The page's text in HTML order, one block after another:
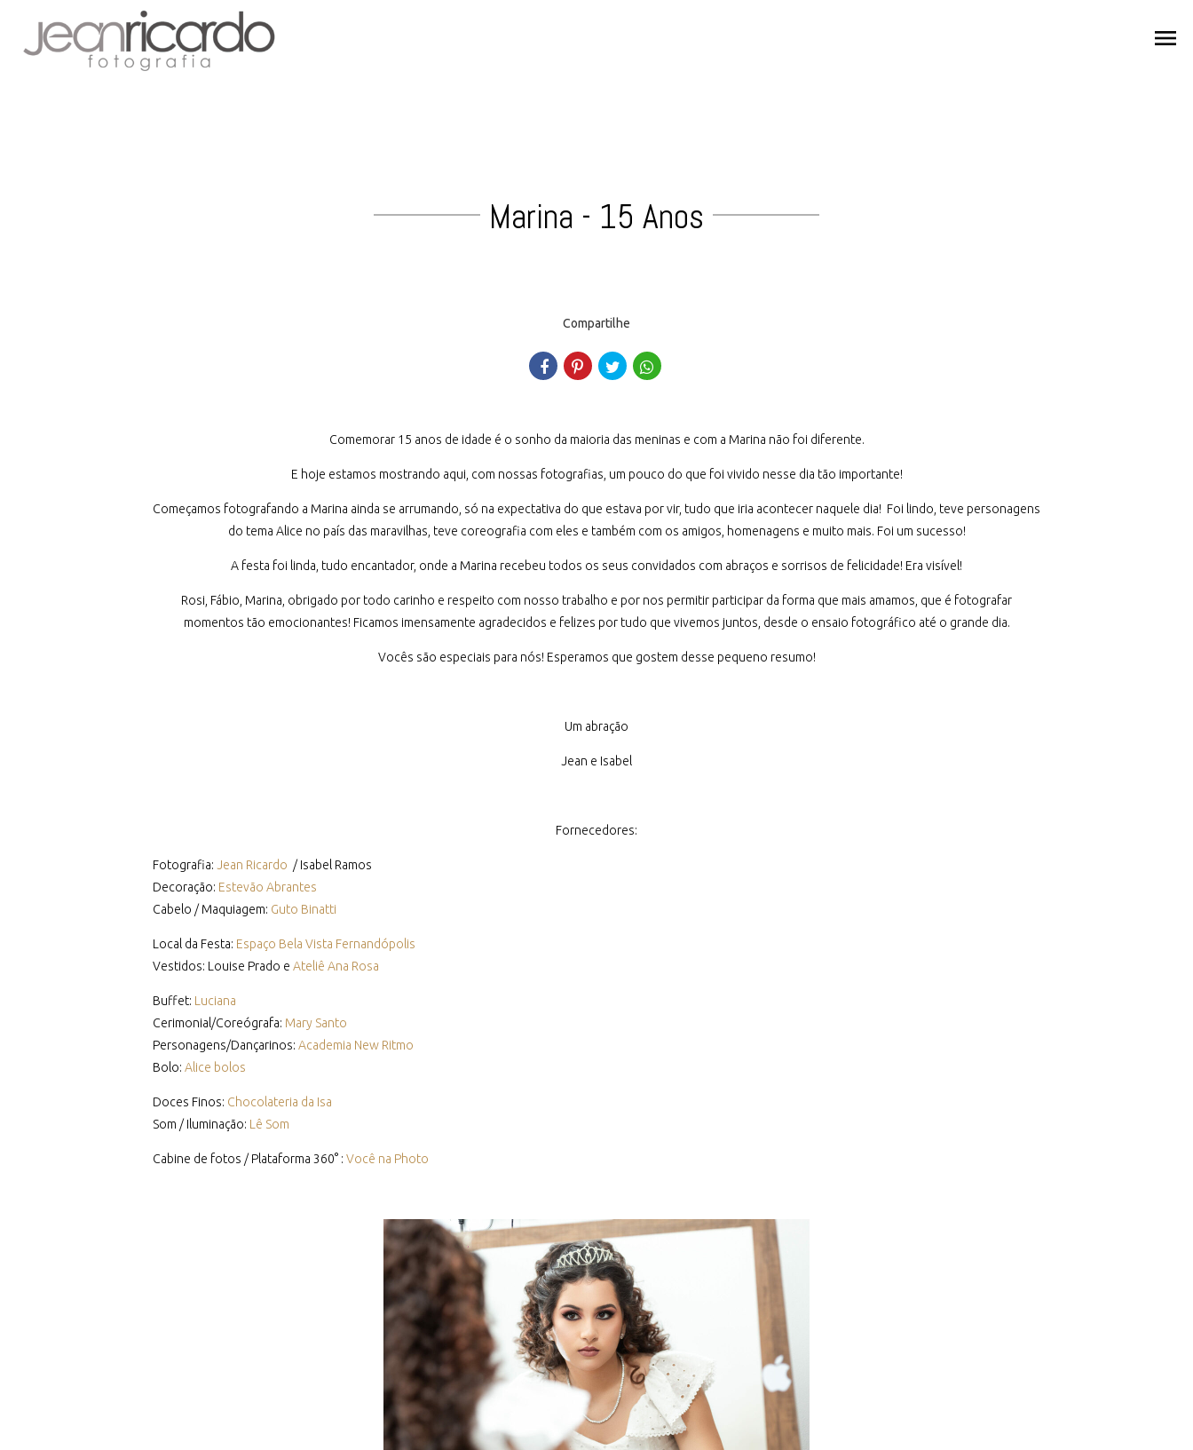
menu
Marina - 15 Anos
Compartilhe
Comemorar 15 anos de idade é o sonho da maioria das meninas e com a Marina não foi diferente.
E hoje estamos mostrando aqui, com nossas fotografias, um pouco do que foi vivido nesse dia tão importante!
Começamos fotografando a Marina ainda se arrumando, só na expectativa do que estava por vir, tudo que iria acontecer naquele dia! Foi lindo, teve personagens
do tema Alice no país das maravilhas, teve coreografia com eles e também com os amigos, homenagens e muito mais. Foi um sucesso!
A festa foi linda, tudo encantador, onde a Marina recebeu todos os seus convidados com abraços e sorrisos de felicidade! Era visível!
Rosi, Fábio, Marina, obrigado por todo carinho e respeito com nosso trabalho e por nos permitir participar da forma que mais amamos, que é fotografar
momentos tão emocionantes! Ficamos imensamente agradecidos e felizes por tudo que vivemos juntos, desde o ensaio fotográfico até o grande dia.
Vocês são especiais para nós! Esperamos que gostem desse pequeno resumo!
Um abração
Jean e Isabel
Fornecedores:
Fotografia: Jean Ricardo / Isabel Ramos
Decoração: Estevão Abrantes
Cabelo / Maquiagem: Guto Binatti
Local da Festa: Espaço Bela Vista Fernandópolis
Vestidos: Louise Prado e Ateliê Ana Rosa
Buffet: Luciana
Cerimonial/Coreógrafa: Mary Santo
Personagens/Dançarinos: Academia New Ritmo
Bolo: Alice bolos
Doces Finos: Chocolateria da Isa
Som / Iluminação: Lê Som
Cabine de fotos / Plataforma 360° : Você na Photo